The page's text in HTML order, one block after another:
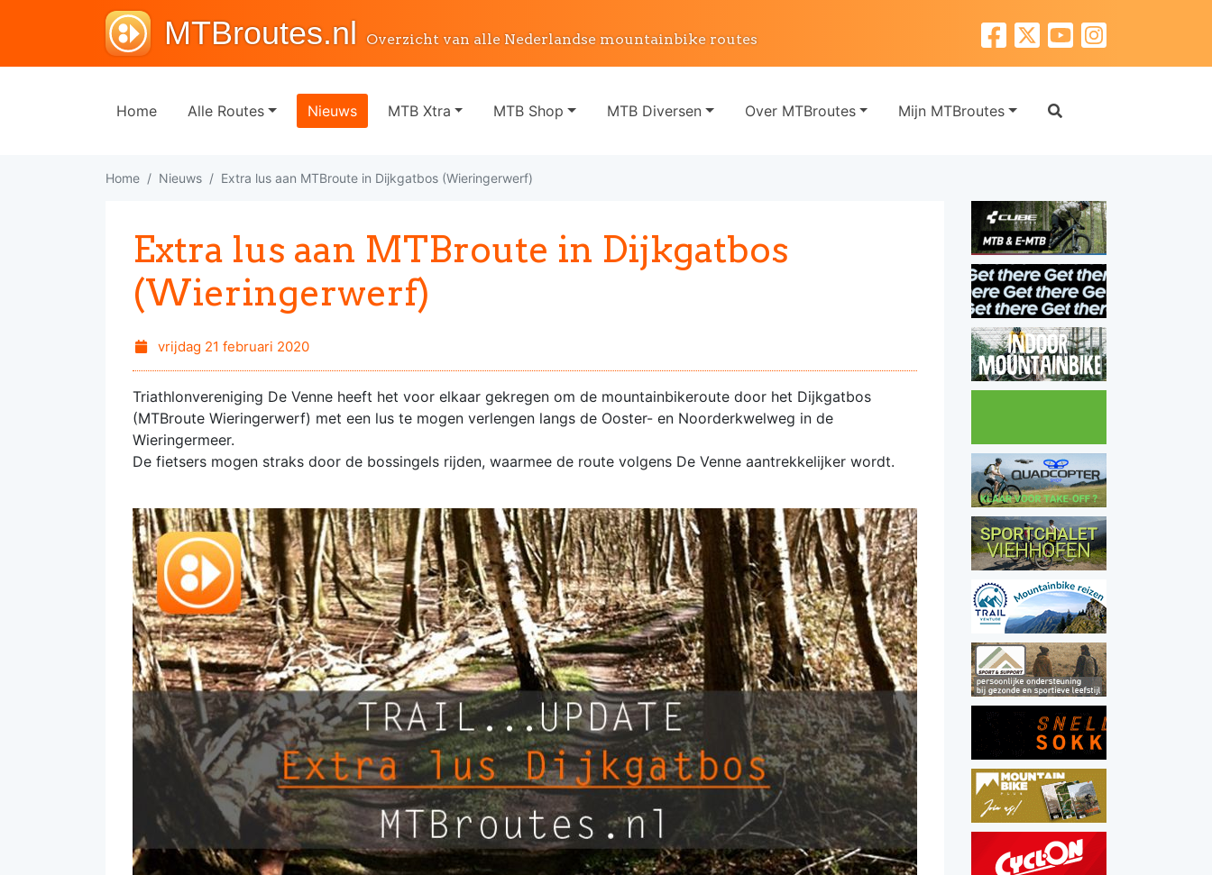
MTBroutes.nl Overzicht van alle Nederlandse mountainbike routes
Home Alle Routes Nieuws MTB Xtra MTB Shop MTB Diversen Over MTBroutes Mijn MTBroutes
Home Nieuws Extra lus aan MTBroute in Dijkgatbos (Wieringerwerf)
Extra lus aan MTBroute in Dijkgatbos
(Wieringerwerf)
vrijdag 21 februari 2020
Triathlonvereniging De Venne heeft het voor elkaar gekregen om de mountainbikeroute door het Dijkgatbos
(MTBroute Wieringerwerf) met een lus te mogen verlengen langs de Ooster- en Noorderkwelweg in de
Wieringermeer.
De fietsers mogen straks door de bossingels rijden, waarmee de route volgens De Venne aantrekkelijker wordt.